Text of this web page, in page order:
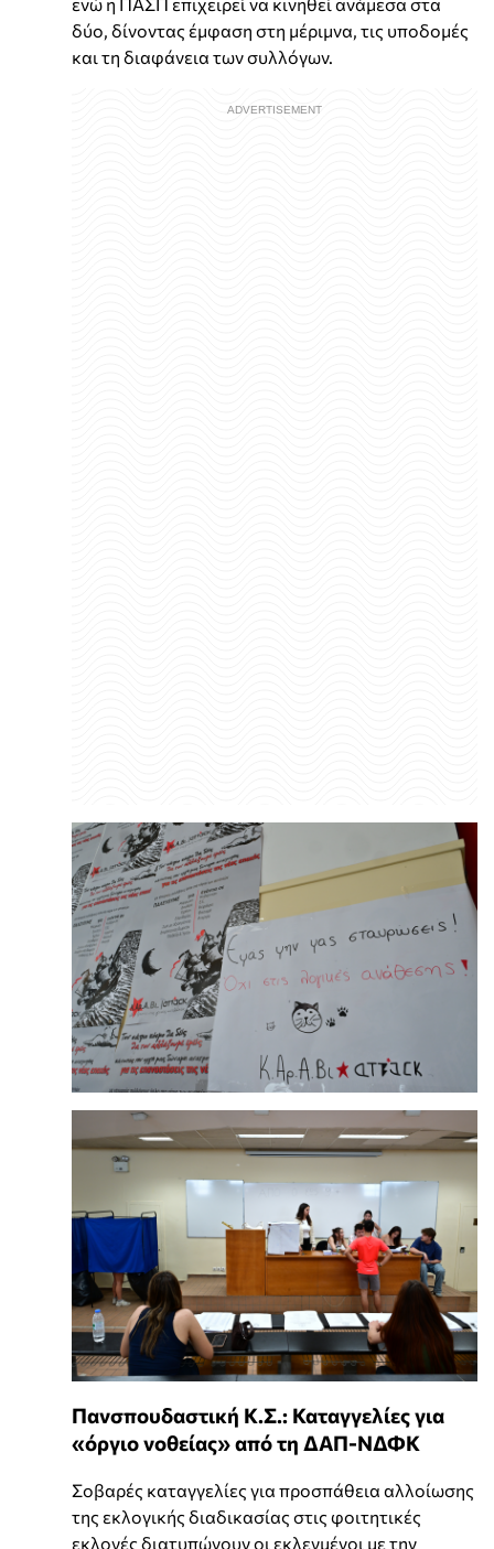
δύο, δίνοντας έμφαση στη μέριμνα, τις υποδομές
και τη διαφάνεια των συλλόγων.
Πανσπουδαστική Κ.Σ.: Καταγγελίες για
«όργιο νοθείας» από τη ΔΑΠ-ΝΔΦΚ
Σοβαρές καταγγελίες για προσπάθεια αλλοίωσης
της εκλογικής διαδικασίας στις φοιτητικές
εκλογές διατυπώνουν οι εκλεγμένοι με την